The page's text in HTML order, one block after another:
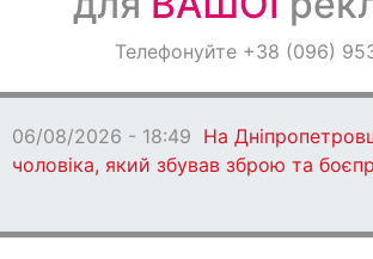
ОголошенняТелефонуйте +38 (096)
06/08/2026 - 18:49 На
чоловіка, який збував зброю та